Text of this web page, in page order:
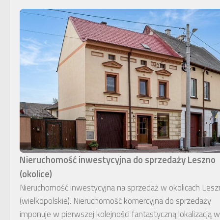
Nieruchomość inwestycyjna do sprzedaży Leszno
(okolice)
Nieruchomość inwestycyjna na sprzedaż w okolicach
(wielkopolskie). Nieruchomość komercyjna do sprzedaży
imponuje w pierwszej kolejności fantastyczną lokalizacją w